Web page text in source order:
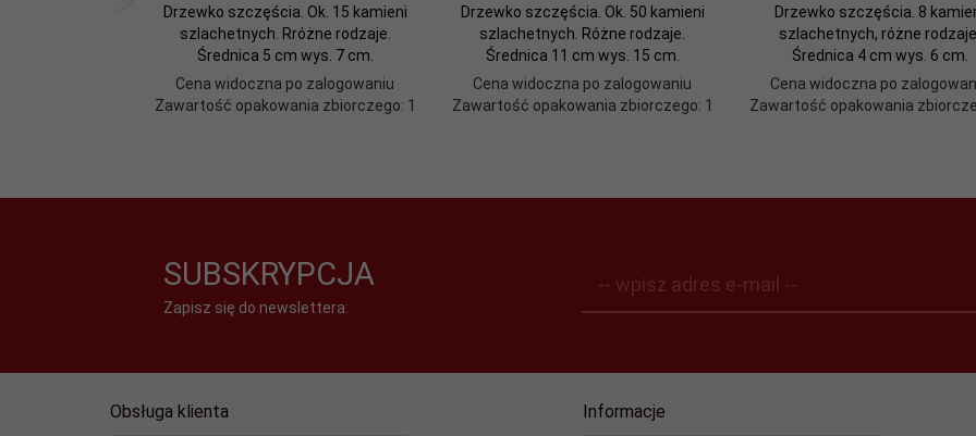
Drzewko szczęścia. Ok. 15 kamieni
szlachetnych. Rróżne rodzaje.
Średnica 5 cm wys. 7 cm.
Cena widoczna po zalogowaniu
Zawartość opakowania zbiorczego: 1
Drzewko szczęścia. Ok. 50 kamieni
szlachetnych. Różne rodzaje.
Średnica 11 cm wys. 15 cm.
Cena widoczna po zalogowaniu
Zawartość opakowania zbiorczego: 1
Drzewko szczęścia. 8
szlachetnych, różne rodzaje.
Średnica 4 cm wys. 6 cm.
Cena widoczna po
Zawartość opakowania
SUBSKRYPCJA
Zapisz się do newslettera:
-- wpisz adres e-mail --
Obsługa klienta Informacje